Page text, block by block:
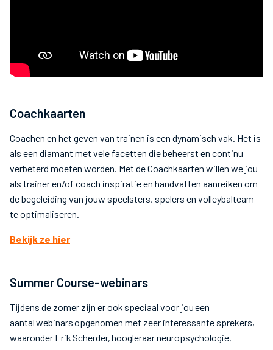
Coachkaarten
Coachen en het geven van trainen is een dynamisch vak. Het is
als een diamant met vele facetten die beheerst en continu
verbeterd moeten worden. Met de Coachkaarten willen we jou
als trainer en/of coach inspiratie en handvatten aanreiken om
de begeleiding van jouw speelsters, spelers en volleybalteam
te optimaliseren.
Bekijk ze hier
Summer Course-webinars
Tijdens de zomer zijn er ook speciaal voor jou een
aantal webinars opgenomen met zeer interessante sprekers,
waaronder Erik Scherder, hoogleraar neuropsychologie,